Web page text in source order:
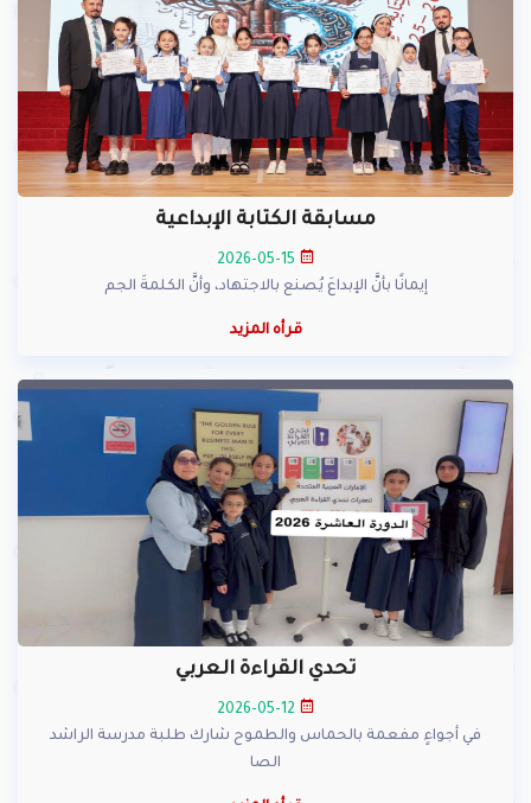
مسابقة الكتابة الإبداعية
إيمانًا بأنَّ الإبداعَ يُصنع بالاجتهاد، وأنَّ الكلمةَ الجم
قرأه المزيد
تحدي القراءة العربي
في أجواءٍ مفعمة بالحماس والطموح شارك طلبة مدرسة الراشد
الصا